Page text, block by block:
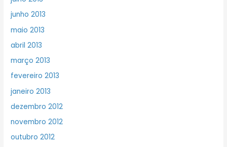
junho 2013
maio 2013
abril 2013
março 2013
fevereiro 2013
janeiro 2013
dezembro 2012
novembro 2012
outubro 2012